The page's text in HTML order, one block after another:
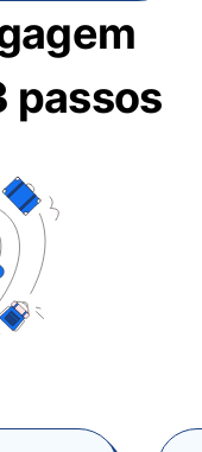
passos